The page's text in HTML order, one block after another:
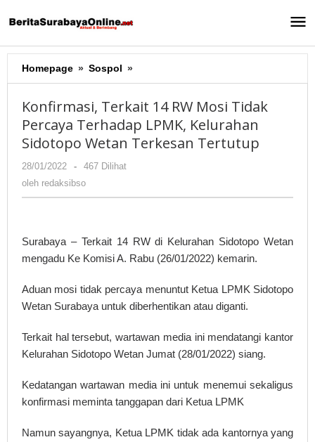
ke
Homepage » Sospol »
Terkait
RW
Mosi
Tidak
Kelurahan
Terkesan
Tertutup
Konfirmasi, Terkait 14 RW Mosi Tidak
Percaya Terhadap LPMK, Kelurahan
Sidotopo Wetan Terkesan Tertutup
28/01/2022
oleh
redaksibso
-
467 Dilihat
oleh redaksibso
Surabaya – Terkait 14 RW di Kelurahan Sidotopo Wetan
mengadu Ke Komisi A. Rabu (26/01/2022) kemarin.
Aduan mosi tidak percaya menuntut Ketua LPMK Sidotopo
Wetan Surabaya untuk diberhentikan atau diganti.
Terkait hal tersebut, wartawan media ini mendatangi kantor
Kelurahan Sidotopo Wetan Jumat (28/01/2022) siang.
Kedatangan wartawan media ini untuk menemui sekaligus
konfirmasi meminta tanggapan dari Ketua LPMK
Namun sayangnya, Ketua LPMK tidak ada kantornya yang